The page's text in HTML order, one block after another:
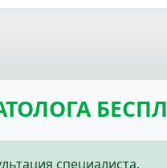
специалиста.